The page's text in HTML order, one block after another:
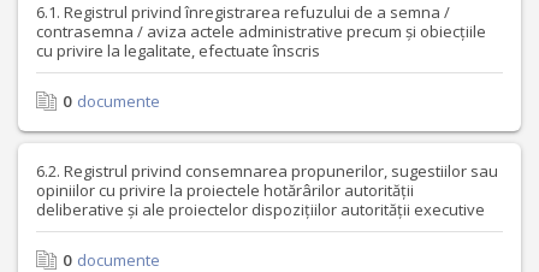
6.1. Registrul privind înregistrarea refuzului de a semna /
contrasemna / aviza actele administrative precum și obiecțiile
cu privire la legalitate, efectuate înscris
0 documente
6.2. Registrul privind consemnarea propunerilor, sugestiilor sau
opiniilor cu privire la proiectele hotărârilor autorității
deliberative și ale proiectelor dispozițiilor autorității executive
0 documente